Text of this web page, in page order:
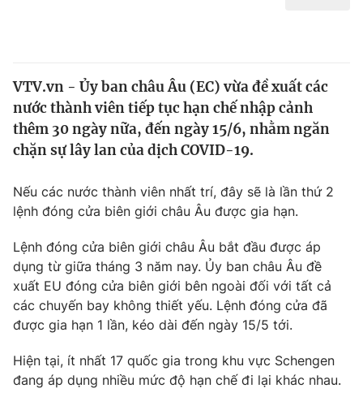
Thế giới
Tin tức
Thế giới đó đây
Câu chuyện quốc tế
Tài chính
Góc doanh nghiệp
Dữ liệu và đời sống
Truyền hình
Phim VTV
Hậu trường
Nhân vật
Giải trí
Âm nhạc
Đời sống
Du lịch
VTV.vn - Ủy ban châu Âu (EC) vừa đề xuất các
nước thành viên tiếp tục hạn chế nhập cảnh
thêm 30 ngày nữa, đến ngày 15/6, nhằm ngăn
chặn sự lây lan của dịch COVID-19.
Nếu các nước thành viên nhất trí, đây sẽ là lần thứ 2
lệnh đóng cửa biên giới châu Âu được gia hạn.
Lệnh đóng cửa biên giới châu Âu bắt đầu được áp
dụng từ giữa tháng 3 năm nay. Ủy ban châu Âu đề
xuất EU đóng cửa biên giới bên ngoài đối với tất cả
các chuyến bay không thiết yếu. Lệnh đóng cửa đã
được gia hạn 1 lần, kéo dài đến ngày 15/5 tới.
Hiện tại, ít nhất 17 quốc gia trong khu vực Schengen
đang áp dụng nhiều mức độ hạn chế đi lại khác nhau.